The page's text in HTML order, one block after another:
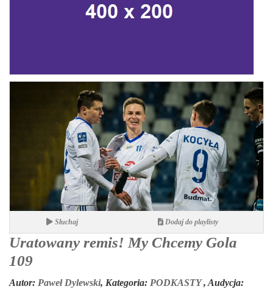
Słuchaj Dodaj do playlisty
Uratowany remis! My Chcemy Gola
109
Autor: Paweł Dylewski, Kategoria: PODKASTY, Audycja: